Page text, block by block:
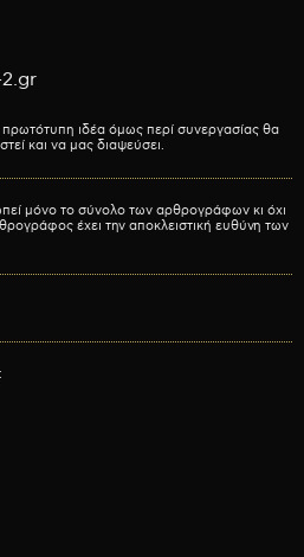
2.gr
ιδέα όμως περί συνεργασίας θα
και να μας διαψεύσει.
μόνο το σύνολο των αρθρογράφων κι όχι
έχει την αποκλειστική ευθύνη των